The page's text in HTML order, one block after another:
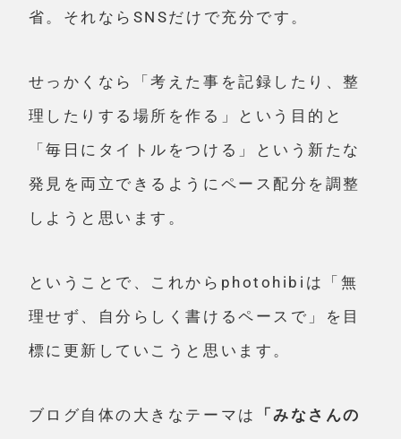
省。それならSNSだけで充分です。
せっかくなら「考えた事を記録したり、整
理したりする場所を作る」という目的と
「毎日にタイトルをつける」という新たな
発見を両立できるようにペース配分を調整
しようと思います。
ということで、これからphotohibiは「無
理せず、自分らしく書けるペースで」を目
標に更新していこうと思います。
ブログ自体の大きなテーマは
「みなさんの